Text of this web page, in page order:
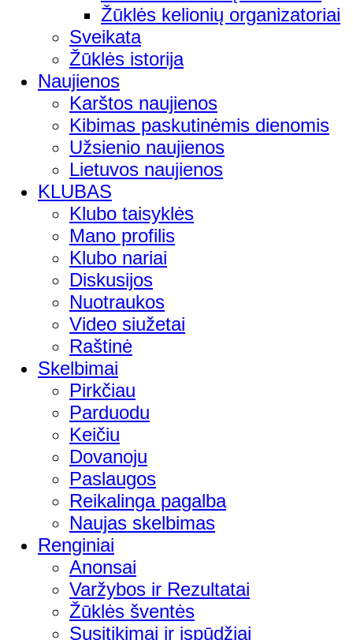
Žūklės kelionių organizatoriai
Sveikata
Žūklės istorija
Naujienos
Karštos naujienos
Kibimas paskutinėmis dienomis
Užsienio naujienos
Lietuvos naujienos
KLUBAS
Klubo taisyklės
Mano profilis
Klubo nariai
Diskusijos
Nuotraukos
Video siužetai
Raštinė
Skelbimai
Pirkčiau
Parduodu
Keičiu
Dovanoju
Paslaugos
Reikalinga pagalba
Naujas skelbimas
Renginiai
Anonsai
Varžybos ir Rezultatai
Žūklės šventės
Susitikimai ir įspūdžiai